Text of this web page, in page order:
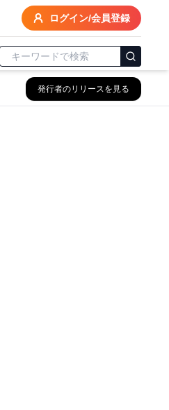
ログイン/会員登録
発行者のリリースを見る